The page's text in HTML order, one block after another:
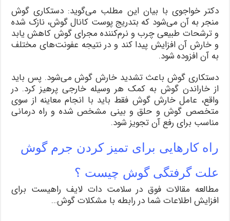
دکتر خواجوی با بیان این مطلب می‌گوید: دستکاری گوش
منجر به آن می‌شود که بتدریج پوست کانال گوش، نازک شده
و ترشحات طبیعی چرب و نرم‌کننده مجرای گوش کاهش یابد
و خارش آن افزایش پیدا کند و در نتیجه عفونت‌های مختلف
به آن افزوده شود.
دستکاری گوش باعث تشدید خارش گوش می‌شود. پس باید
از خاراندن گوش به کمک هر وسیله خارجی پرهیز کرد. در
واقع، عامل خارش گوش فقط باید با انجام معاینه از سوی
متخصص گوش و حلق و بینی مشخص شده و راه درمانی
مناسب برای رفع آن تجویز ‌شود.
راه کارهایی برای تمیز کردن جرم گوش
علت گرفتگی گوش چیست ؟
مطالعه مقالات فوق در سلامت دات لایف راهیست برای
افزایش اطلاعات شما در رابطه با مشکلات گوش…